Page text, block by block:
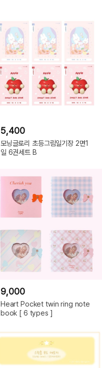
5,400
모닝글로리 초등그림일기장 2면1
일 6권세트 B
9,000
Heart Pocket twin ring note
book [ 6 types ]